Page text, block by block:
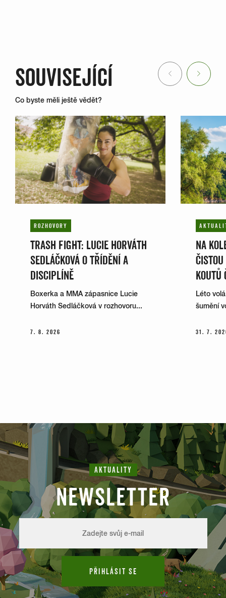
SOUVISEJÍCÍ
Co byste měli ještě vědět?
Previous
ROZHOVORY
TRASH FIGHT: LUCIE HORVÁTH
SEDLÁČKOVÁ O TŘÍDĚNÍ A
DISCIPLÍNĚ
Boxerka a MMA zápasnice Lucie
Horváth Sedláčková v rozhovoru...
7. 8. 2026
NA
KOUTŮ
Léto
šumění
31. 7.
Next
AKTUALITY
NEWSLETTER
PŘIHLÁSIT SE